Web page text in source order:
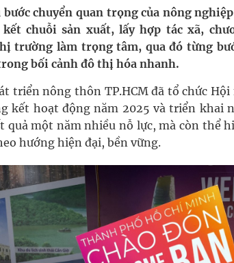
mới trong phòng ngừa ung thư
Cầu Và Chống Đông Máu Của Các Loài Nhân
Cơ Chế Phân Tử
ni đóng giày”
Bắc Bộ nắng nóng, nhiệt độ cao nhất 35 độ
bước chuyển quan trọng của nông
chuỗi sản xuất, lấy hợp tác xã,
trường làm trọng tâm, qua đó từng
bối cảnh đô thị hóa nhanh.
triển nông thôn TP.HCM đã tổ chức
kết hoạt động năm 2025 và triển khai
quả một năm nhiều nỗ lực, mà còn thể
hướng hiện đại, bền vững.